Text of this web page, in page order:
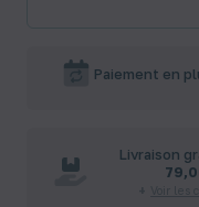
Paiement en
Livraison